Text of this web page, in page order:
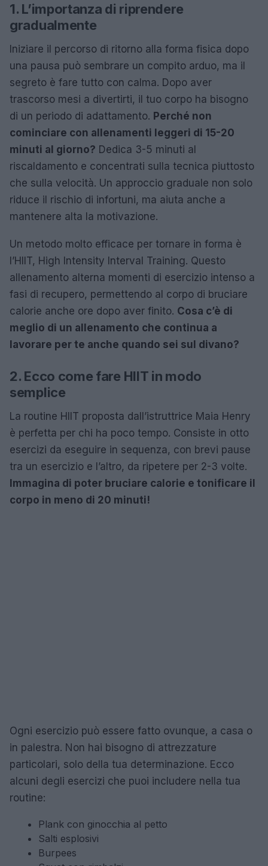
1. L’importanza di riprendere
gradualmente
Iniziare il percorso di ritorno alla forma fisica dopo
una pausa può sembrare un compito arduo, ma il
segreto è fare tutto con calma. Dopo aver
trascorso mesi a divertirti, il tuo corpo ha bisogno
di un periodo di adattamento. Perché non
cominciare con allenamenti leggeri di 15-20
minuti al giorno? Dedica 3-5 minuti al
riscaldamento e concentrati sulla tecnica piuttosto
che sulla velocità. Un approccio graduale non solo
riduce il rischio di infortuni, ma aiuta anche a
mantenere alta la motivazione.
Un metodo molto efficace per tornare in forma è
l’HIIT, High Intensity Interval Training. Questo
allenamento alterna momenti di esercizio intenso a
fasi di recupero, permettendo al corpo di bruciare
calorie anche ore dopo aver finito. Cosa c’è di
meglio di un allenamento che continua a
lavorare per te anche quando sei sul divano?
2. Ecco come fare HIIT in modo
semplice
La routine HIIT proposta dall’istruttrice Maia Henry
è perfetta per chi ha poco tempo. Consiste in otto
esercizi da eseguire in sequenza, con brevi pause
tra un esercizio e l’altro, da ripetere per 2-3 volte.
Immagina di poter bruciare calorie e tonificare il
corpo in meno di 20 minuti!
Ogni esercizio può essere fatto ovunque, a casa o
in palestra. Non hai bisogno di attrezzature
particolari, solo della tua determinazione. Ecco
alcuni degli esercizi che puoi includere nella tua
routine:
Plank con ginocchia al petto
Salti esplosivi
Burpees